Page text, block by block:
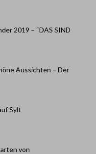
2019 – “DAS SIND
Aussichten – Der
Sylt
von